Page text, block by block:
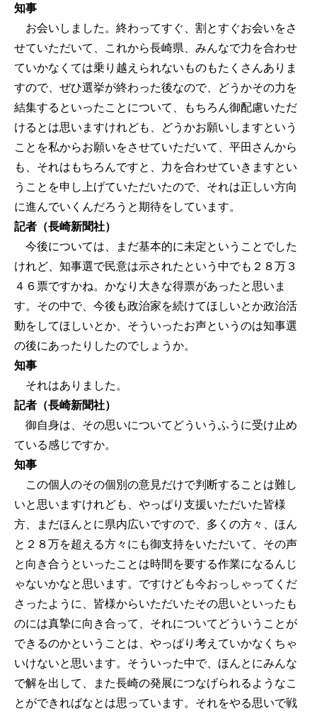
知事
お会いしました。終わってすぐ、割とすぐお会いをさ
せていただいて、これから長崎県、みんなで力を合わせ
ていかなくては乗り越えられないものもたくさんありま
すので、ぜひ選挙が終わった後なので、どうかその力を
結集するといったことについて、もちろん御配慮いただ
けるとは思いますけれども、どうかお願いしますという
ことを私からお願いをさせていただいて、平田さんから
も、それはもちろんですと、力を合わせていきますとい
うことを申し上げていただいたので、それは正しい方向
に進んでいくんだろうと期待をしています。
記者（長崎新聞社）
今後については、まだ基本的に未定ということでした
けれど、知事選で民意は示されたという中でも２８万３
４６票ですかね。かなり大きな得票があったと思いま
す。その中で、今後も政治家を続けてほしいとか政治活
動をしてほしいとか、そういったお声というのは知事選
の後にあったりしたのでしょうか。
知事
それはありました。
記者（長崎新聞社）
御自身は、その思いについてどういうふうに受け止め
ている感じですか。
知事
この個人のその個別の意見だけで判断することは難し
いと思いますけれども、やっぱり支援いただいた皆様
方、まだほんとに県内広いですので、多くの方々、ほん
と２８万を超える方々にも御支持をいただいて、その声
と向き合うといったことは時間を要する作業になるんじ
ゃないかなと思います。ですけども今おっしゃってくだ
さったように、皆様からいただいたその思いといったも
のには真摯に向き合って、それについてどういうことが
できるのかということは、やっぱり考えていかなくちゃ
いけないと思います。そういった中で、ほんとにみんな
で解を出して、また長崎の発展につなげられるようなこ
とができればなとは思っています。それをやる思いで戦